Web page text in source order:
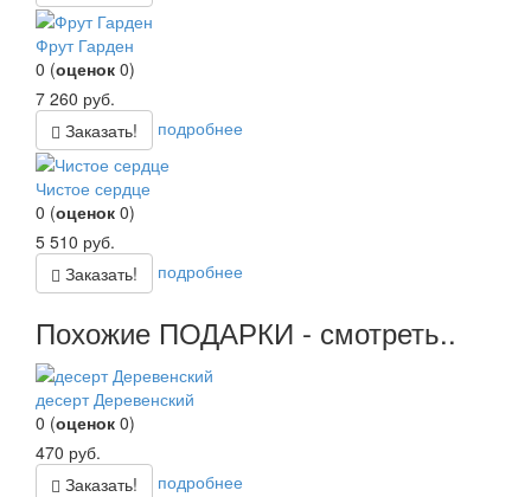
Фрут Гарден
0 (оценок 0)
7 260 руб.
Заказать!
подробнее
Чистое сердце
0 (оценок 0)
5 510 руб.
Заказать!
подробнее
Похожие ПОДАРКИ - смотреть..
десерт Деревенский
0 (оценок 0)
470 руб.
Заказать!
подробнее